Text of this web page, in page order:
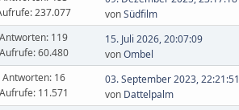
237.077
vonSüdfilm
Antworten: 119
Aufrufe: 60.480
15. Juli 2026, 20:07:09
vonOmbel
Antworten: 16
Aufrufe: 11.571
03. September 2023, 22:21:51
von Dattelpalm